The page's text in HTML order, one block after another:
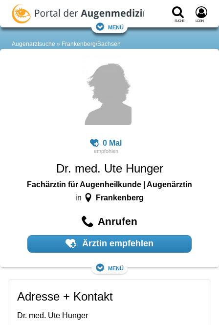
Suche Login
Menü
Augenarztsuche Frankenberg/Sachsen
0 Mal
Dr. med. Ute Hunger
Fachärztin für Augenheilkunde | Augenärztin
in Frankenberg
Anrufen
Ärztin empfehlen
Menü
Adresse + Kontakt
Dr. med. Ute Hunger